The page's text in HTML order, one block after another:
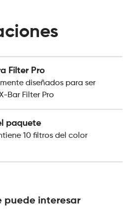
Filter Pro
diseñados para ser
Bar Filter Pro
paquete
10 filtros del color
puede interesar